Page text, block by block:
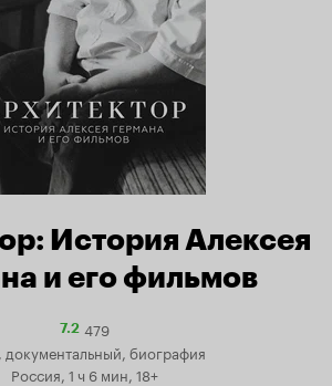
История Алексея
и его фильмов
7.2Рейтинг
Кинопоиска
479
документальный, биография
Россия, 1 ч 6 мин, 18+